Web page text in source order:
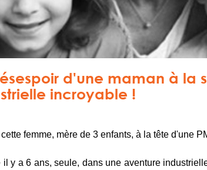
d'une maman à la
incroyable !
femme, mère de 3 enfants, à la tête d'une
il y a 6 ans, seule, dans une aventure